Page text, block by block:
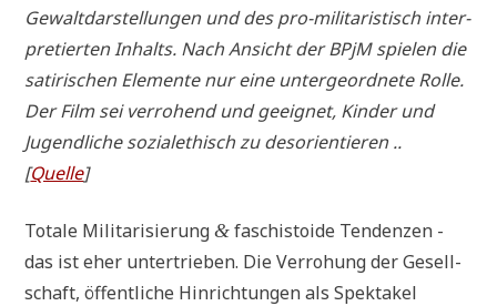
Gewalt­dar­stel­lun­gen und des pro-mili­ta­ri­stisch inter­
pre­tier­ten Inhalts. Nach Ansicht der BPjM spie­len die
sati­ri­schen Ele­men­te nur eine unter­ge­ord­ne­te Rol­le.
Der Film sei ver­ro­hend und geeig­net, Kin­der und
Jugend­li­che sozi­al­ethisch zu desorientieren ..
[Quel­le]
Tota­le Mili­ta­ri­sie­rung& faschi­sto­ide Ten­den­zen -
das ist eher unter­trie­ben. Die Ver­ro­hung der Gesell­
schaft, öffent­li­che Hin­rich­tun­gen als Spek­ta­kel